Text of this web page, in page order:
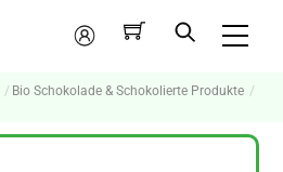
Mein
Konto
Bio Schokolade & Schokolierte Produkte